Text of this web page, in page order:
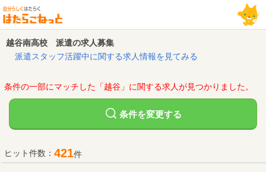
越谷南高校 派遣の求人募集
派遣スタッフ活躍中に関する求人情報を見てみる
条件の一部にマッチした「越谷」に関する求人が見つかりました。
条件を変更する
ヒット件数： 421件